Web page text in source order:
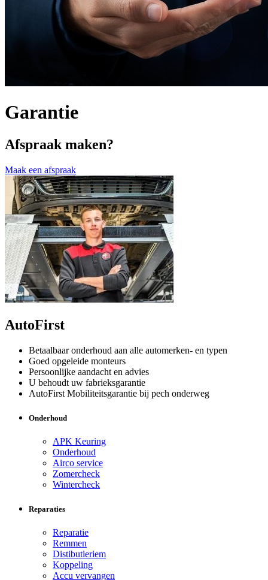
Garantie
Afspraak maken?
Maak een afspraak
AutoFirst
Betaalbaar onderhoud aan alle automerken- en typen
Goed opgeleide monteurs
Persoonlijke aandacht en advies
U behoudt uw fabrieksgarantie
AutoFirst Mobiliteitsgarantie bij pech onderweg
Onderhoud
APK Keuring
Onderhoud
Airco service
Zomercheck
Wintercheck
Reparaties
Reparatie
Remmen
Distibutieriem
Koppeling
Accu vervangen